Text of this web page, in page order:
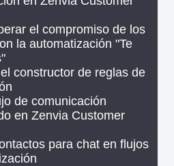
el compromiso de los
la automatización "Te
constructor de reglas de
de comunicación
en Zenvia Customer
para chat en flujos